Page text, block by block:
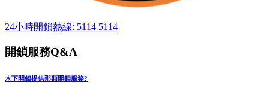
24小時開鎖熱線: 5114 5114
開鎖服務Q&A
木下開鎖提供那類開鎖服務?